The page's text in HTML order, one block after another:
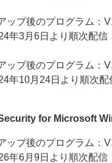
ップ後のプログラム：
年3月6日より順次配信
ップ後のプログラム：
年10月24日より順次配
for Microsoft
ップ後のプログラム：
年6月9日より順次配信